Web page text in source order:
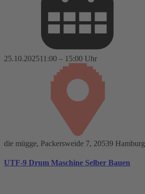
25.10.202511:00 – 15:00 Uhr
die mügge, Packersweide 7, 20539 Hamburg
UTF-9 Drum Maschine Selber Bauen